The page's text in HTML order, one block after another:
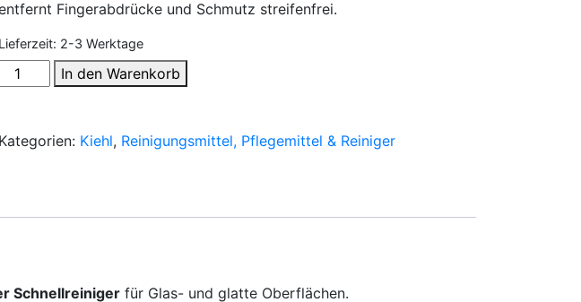
Fingerabdrücke und Schmutz streifenfrei.
Lieferzeit: 2-3 Werktage
KIEHL
500
In den Warenkorb
Kategorien: Kiehl, Reinigungsmittel, Pflegemittel & Reiniger
Schnellreiniger für Glas- und glatte Oberflächen.